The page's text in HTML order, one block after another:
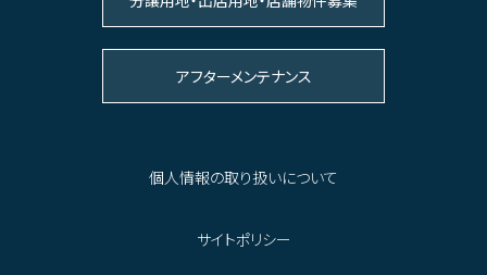
アフターメンテナンス
個人情報の取り扱いについて
サイトポリシー